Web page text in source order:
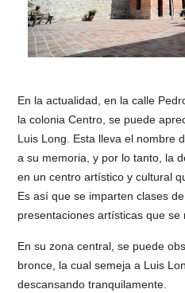
En la actualidad, en la calle
la colonia Centro, se puede
Luis Long. Esta lleva el nombre
a su memoria, y por lo tanto, la
en un centro artístico y cultural
Es así que se imparten clases
presentaciones artísticas que se
En su zona central, se puede
bronce, la cual semeja a Luis
descansando tranquilamente.